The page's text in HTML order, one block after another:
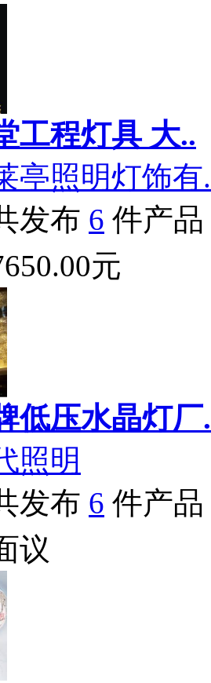
工程灯具 大..
亭照明灯饰有
发布 6 件产品
元
低压水晶灯厂
照明
发布 6 件产品
议